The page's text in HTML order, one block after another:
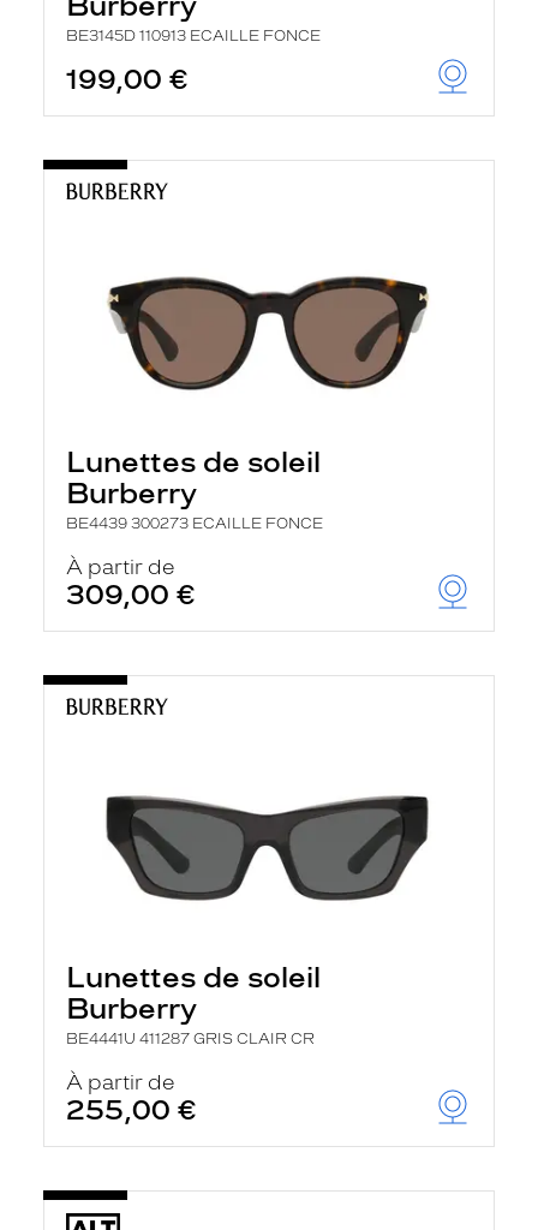
BE3145D 110913 ECAILLE FONCE
199,00 €
Lunettes de soleil
Burberry
BE4439 300273 ECAILLE FONCE
À partir de
309,00 €
Lunettes de soleil
Burberry
BE4441U 411287 GRIS CLAIR CR
À partir de
255,00 €